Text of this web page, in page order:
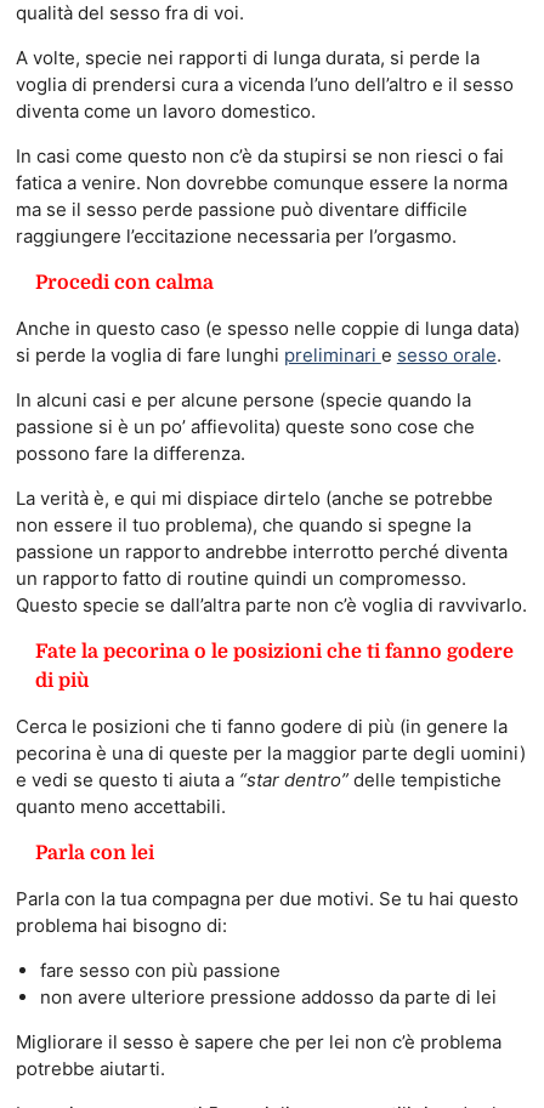
qualità del sesso fra di voi.
A volte, specie nei rapporti di lunga durata, si perde la
voglia di prendersi cura a vicenda l’uno dell’altro e il sesso
diventa come un lavoro domestico.
In casi come questo non c’è da stupirsi se non riesci o fai
fatica a venire. Non dovrebbe comunque essere la norma
ma se il sesso perde passione può diventare difficile
raggiungere l’eccitazione necessaria per l’orgasmo.
Procedi con calma
Anche in questo caso (e spesso nelle coppie di lunga data)
si perde la voglia di fare lunghi preliminari e sesso orale.
In alcuni casi e per alcune persone (specie quando la
passione si è un po’ affievolita) queste sono cose che
possono fare la differenza.
La verità è, e qui mi dispiace dirtelo (anche se potrebbe
non essere il tuo problema), che quando si spegne la
passione un rapporto andrebbe interrotto perché diventa
un rapporto fatto di routine quindi un compromesso.
Questo specie se dall’altra parte non c’è voglia di ravvivarlo.
Fate la pecorina o le posizioni che ti fanno godere
di più
Cerca le posizioni che ti fanno godere di più (in genere la
pecorina è una di queste per la maggior parte degli uomini)
e vedi se questo ti aiuta a“star dentro” delle tempistiche
quanto meno accettabili.
Parla con lei
Parla con la tua compagna per due motivi. Se tu hai questo
problema hai bisogno di:
fare sesso con più passione
non avere ulteriore pressione addosso da parte di lei
Migliorare il sesso è sapere che per lei non c’è problema
potrebbe aiutarti.